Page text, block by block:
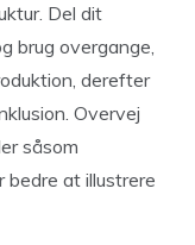
Del dit
brug overgange,
derefter
Overvej
såsom
at illustrere